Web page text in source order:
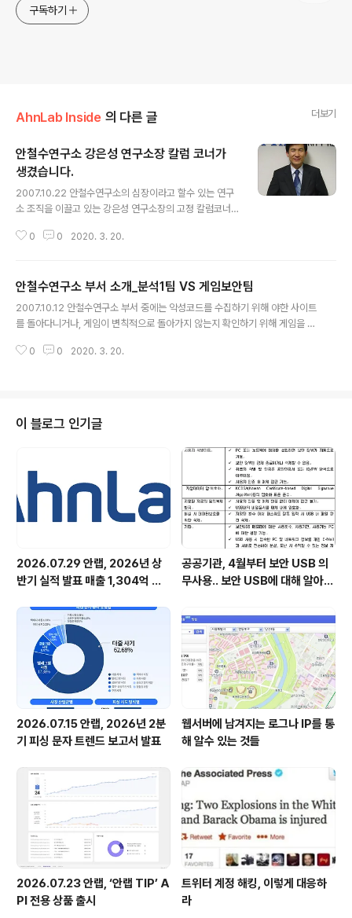
구독하기
AhnLab Inside 의 다른 글 더보기
안철수연구소 강은성 연구소장 칼럼 코너가
생겼습니다.
2007.10.22 안철수연구소의 심장이라고 할수 있는 연구
소 조직을 이끌고 있는 강은성 연구소장의 고정 칼럼코너
용자의 IT 자산을 지키는 보람과 즐거움으로 일하고 있으
은성 연구소장이 전하는 메시지를 많이 사랑해 주세요. 기
념으로 연구소장의 사진을 함께 포스팅 합니다.
0 0 2020. 3. 20.
안철수연구소 부서 소개_분석1팀 VS 게임보안팀
2007.10.12 안철수연구소 부서 중에는 악성코드를 수집하기 위해 야한 사이트
를 돌아다니거나, 게임이 변칙적으로 돌아가지 않는지 확인하기 위해 게임을 해
요. 그 중심에 서 있는 분석1팀과 게임보안팀을 소개합니다. 게임을 지켜라! 게
주의해야할 점을 컨설팅해주는 일의 연속이다. 늘 게임과 함께 하고 있는 이들
은 종종 오해를 받기도 하는데, 이는 업무에 충실한 탓에 생기는 에피소드다. 게
0 0 2020. 3. 20.
이 블로그 인기글
2026.07.29 안랩, 2026년 상
반기 실적 발표 매출 1,304억 원,
공공기관, 4월부터 보안 USB 의
무사용.. 보안 USB에 대해 알아봅
2026.07.15 안랩, 2026년 2분
기 피싱 문자 트렌드 보고서 발표
웹서버에 남겨지는 로그나 IP를 통
해 알수 있는 것들
2026.07.23 안랩, ‘안랩 TIP’ A
PI 전용 상품 출시
트위터 계정 해킹, 이렇게 대응하
라